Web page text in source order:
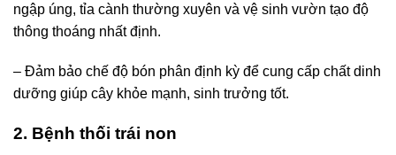
ngập úng, tỉa cành thường xuyên và vệ sinh vườn tạo độ
thông thoáng nhất định.
– Đảm bảo chế độ bón phân định kỳ để cung cấp chất dinh
dưỡng giúp cây khỏe mạnh, sinh trưởng tốt.
2. Bệnh thối trái non